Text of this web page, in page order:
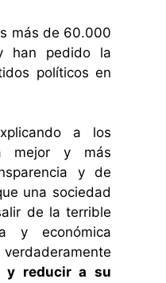
más de 60.000
han pedido la
políticos en
a los
mejor y más
y de
una sociedad
de la terrible
y económica
verdaderamente
reducir a su